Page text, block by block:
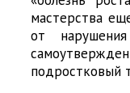
мастерства
от
подростковый